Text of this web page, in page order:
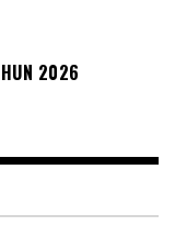
2026